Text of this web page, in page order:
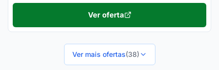
Ver oferta
Ver mais ofertas(38)